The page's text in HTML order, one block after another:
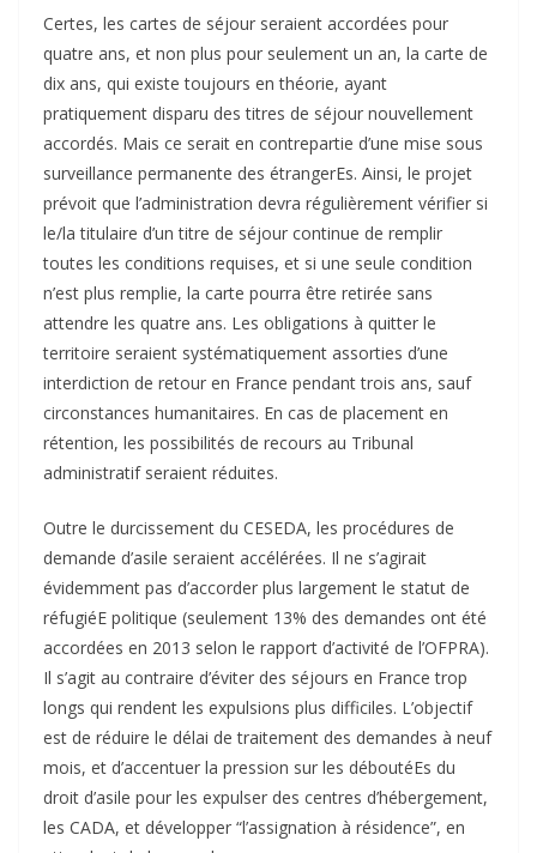
Certes, les cartes de séjour seraient accordées pour
quatre ans, et non plus pour seulement un an, la carte de
dix ans, qui existe toujours en théorie, ayant
pratiquement disparu des titres de séjour nouvellement
accordés. Mais ce serait en contrepartie d’une mise sous
surveillance permanente des étrangerEs. Ainsi, le projet
prévoit que l’administration devra régulièrement vérifier si
le/la titulaire d’un titre de séjour continue de remplir
toutes les conditions requises, et si une seule condition
n’est plus remplie, la carte pourra être retirée sans
attendre les quatre ans. Les obligations à quitter le
territoire seraient systématiquement assorties d’une
interdiction de retour en France pendant trois ans, sauf
circonstances humanitaires. En cas de placement en
rétention, les possibilités de recours au Tribunal
administratif seraient réduites.
Outre le durcissement du CESEDA, les procédures de
demande d’asile seraient accélérées. Il ne s’agirait
évidemment pas d’accorder plus largement le statut de
réfugiéE politique (seulement 13% des demandes ont été
accordées en 2013 selon le rapport d’activité de l’OFPRA).
Il s’agit au contraire d’éviter des séjours en France trop
longs qui rendent les expulsions plus difficiles. L’objectif
est de réduire le délai de traitement des demandes à neuf
mois, et d’accentuer la pression sur les déboutéEs du
droit d’asile pour les expulser des centres d’hébergement,
les CADA, et développer “l’assignation à résidence”, en